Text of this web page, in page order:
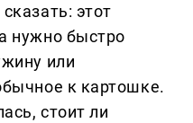
этот
нужно быстро
или
к картошке.
стоит ли